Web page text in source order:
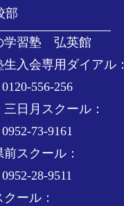
部
学習塾 弘英館
生入会専用ダイアル：
556-256
日月スクール：
73-9161
スクール：
28-9511
ール：